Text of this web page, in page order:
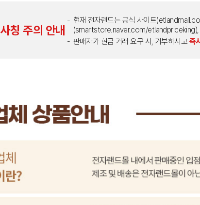
사칭 주의 안내
현재 전자랜드는 공식 사이트
(smartstore.naver.com/etlandpriceking),
판매자가 현금 거래 요구 시, 거부하시고 즉